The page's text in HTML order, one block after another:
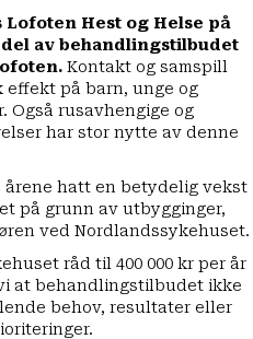
Hest og Helse på
av behandlingstilbudet
Kontakt og samspill
effekt på barn, unge og
Også rusavhengige og
har stor nytte av denne
årene hatt en betydelig vekst
på grunn av utbygginger,
ved Nordlandssykehuset.
råd til 400 000 kr per år
at behandlingstilbudet ikke
behov, resultater eller